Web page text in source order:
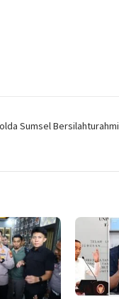
Sumsel Bersilahturahmi